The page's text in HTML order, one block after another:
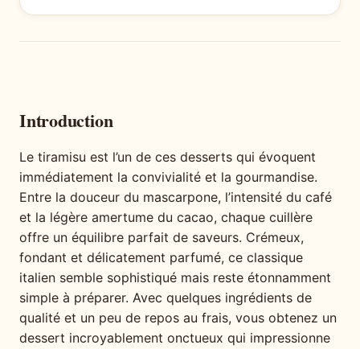
Introduction
Le tiramisu est l’un de ces desserts qui évoquent
immédiatement la convivialité et la gourmandise.
Entre la douceur du mascarpone, l’intensité du café
et la légère amertume du cacao, chaque cuillère
offre un équilibre parfait de saveurs. Crémeux,
fondant et délicatement parfumé, ce classique
italien semble sophistiqué mais reste étonnamment
simple à préparer. Avec quelques ingrédients de
qualité et un peu de repos au frais, vous obtenez un
dessert incroyablement onctueux qui impressionne